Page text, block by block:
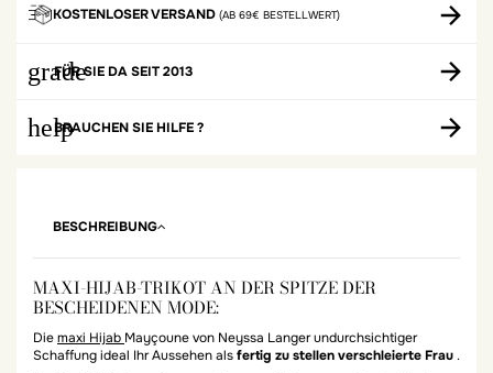
KOSTENLOSER VERSAND (AB 69€ BESTELLWERT)
grade
FÜR SIE DA SEIT 2013
helpBRAUCHEN SIE HILFE ?
BESCHREIBUNG
MAXI-HIJAB-TRIKOT AN DER SPITZE DER
BESCHEIDENEN MODE:
Diemaxi Hijab Mayçoune von Neyssa Langer undurchsichtiger
Schaffung ideal Ihr Aussehen alsfertig zu stellen verschleierte Frau.